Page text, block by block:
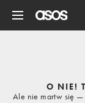
O NIE!
Ale nie martw się —